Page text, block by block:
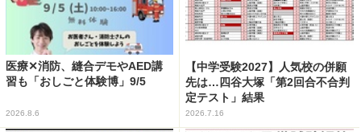
医療✕消防、縫合デモやAED講
習も「おしごと体験博」9/5
2026.8.6
【中学受験2027】人気校の併願
先は…四谷大塚「第2回合不合判
定テスト」結果
2026.7.16